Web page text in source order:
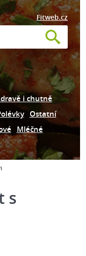
Fitweb.cz
i chutně
Ostatní
Mléčné
s